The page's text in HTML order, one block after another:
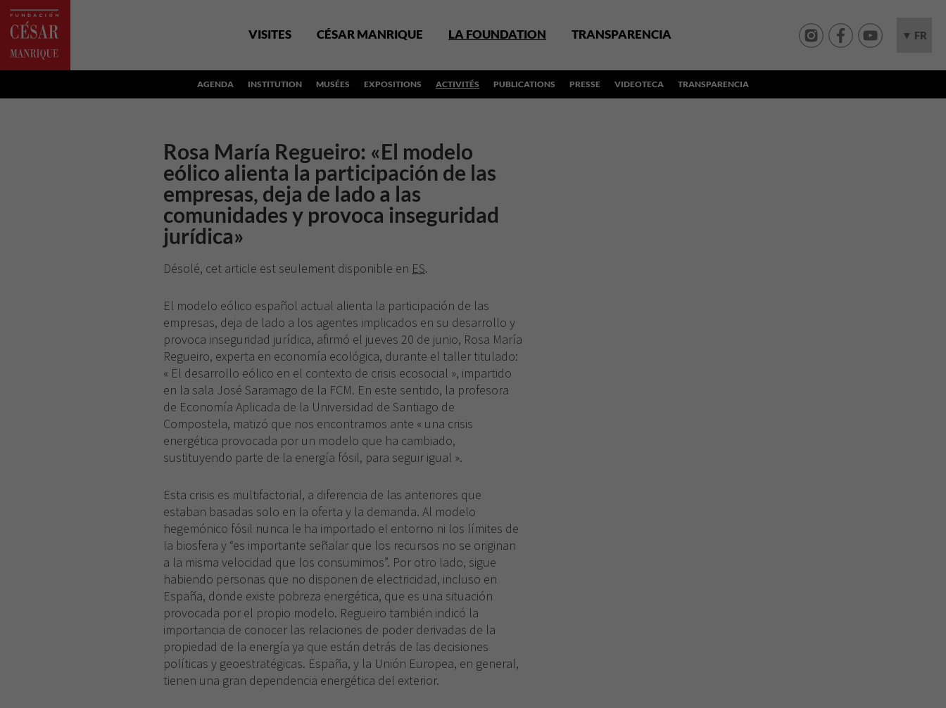
VISITES CÉSAR MANRIQUE LA FOUNDATION TRANSPARENCIA ▼ FR
AGENDA INSTITUTION MUSÉES EXPOSITIONS ACTIVITÉS PUBLICATIONS PRESSE VIDEOTECA TRANSPARENCIA
Rosa María Regueiro: «El modelo
eólico alienta la participación de las
empresas, deja de lado a las
comunidades y provoca inseguridad
jurídica»
Désolé, cet article est seulement disponible en ES.
El modelo eólico español actual alienta la participación de las
empresas, deja de lado a los agentes implicados en su desarrollo y
provoca inseguridad jurídica, afirmó el jueves 20 de junio, Rosa María
Regueiro, experta en economía ecológica, durante el taller titulado:
« El desarrollo eólico en el contexto de crisis ecosocial », impartido
en la sala José Saramago de la FCM. En este sentido, la profesora
de Economía Aplicada de la Universidad de Santiago de
Compostela, matizó que nos encontramos ante « una crisis
energética provocada por un modelo que ha cambiado,
sustituyendo parte de la energía fósil, para seguir igual ».
Esta crisis es multifactorial, a diferencia de las anteriores que
estaban basadas solo en la oferta y la demanda. Al modelo
hegemónico fósil nunca le ha importado el entorno ni los límites de
la biosfera y “es importante señalar que los recursos no se originan
a la misma velocidad que los consumimos”. Por otro lado, sigue
habiendo personas que no disponen de electricidad, incluso en
España, donde existe pobreza energética, que es una situación
provocada por el propio modelo. Regueiro también indicó la
importancia de conocer las relaciones de poder derivadas de la
propiedad de la energía ya que están detrás de las decisiones
políticas y geoestratégicas. España, y la Unión Europea, en general,
tienen una gran dependencia energética del exterior.